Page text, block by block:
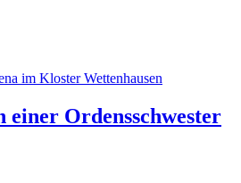
im Kloster Wettenhausen
einer Ordensschwester